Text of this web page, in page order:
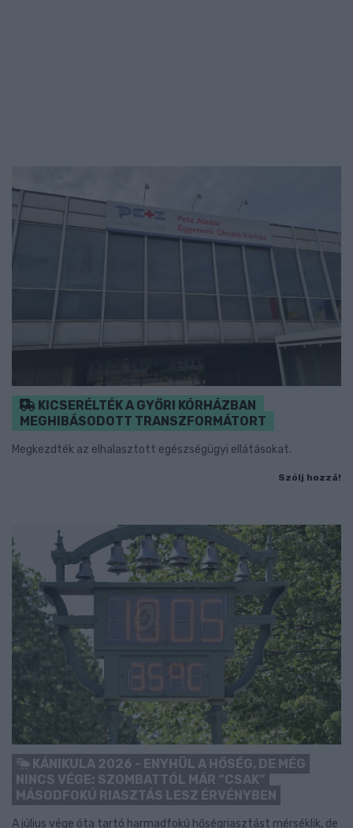
KICSERÉLTÉK A GYŐRI KÓRHÁZBAN
MEGHIBÁSODOTT TRANSZFORMÁTORT
Megkezdték az elhalasztott egészségügyi ellátásokat.
Szólj hozzá!
KÁNIKULA 2026 - ENYHÜL A HŐSÉG, DE MÉG
NINCS VÉGE: SZOMBATTÓL MÁR “CSAK”
MÁSODFOKÚ RIASZTÁS LESZ ÉRVÉNYBEN
A július vége óta tartó harmadfokú hőségriasztást mérséklik, de